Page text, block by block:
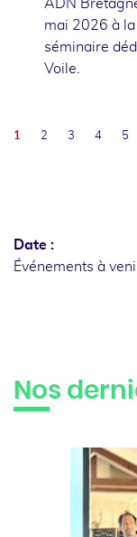
ADN
mai 2026 à la
séminaire
Voile.
1 2 3 4 5
Date :
Événements à
Nos